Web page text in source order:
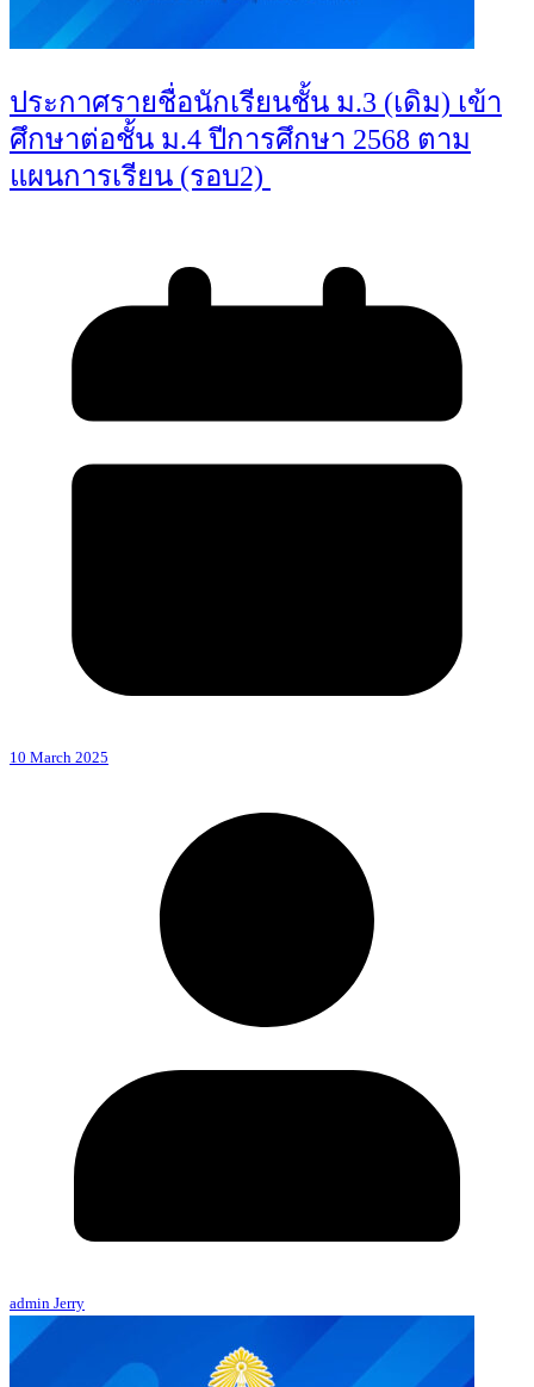
ประกาศรายชื่อนักเรียนชั้น ม.3 (เดิม) เข้า
ศึกษาต่อชั้น ม.4 ปีการศึกษา 2568 ตาม
แผนการเรียน (รอบ2)
10 March 2025
admin Jerry